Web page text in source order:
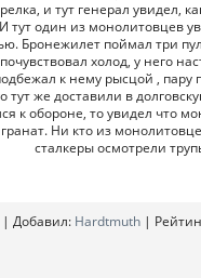
и тут генерал увидел,
тут один из монолитовцев
Бронежилет поймал три
холод, у него
к нему рысцой ,
тут же доставили в
к обороне, то увидел что
Ни кто из
сталкеры осмотрели
| Добавил: Hardtmuth |